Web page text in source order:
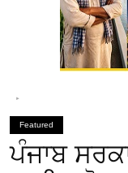
Featured
ਪੰਜਾਬ